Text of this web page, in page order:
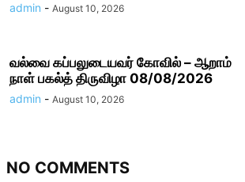
admin - August 10, 2026
வல்வை கப்பலுடையவர் கோவில் – ஆறாம்
நாள் பகல்த் திருவிழா 08/08/2026
admin - August 10, 2026
NO COMMENTS